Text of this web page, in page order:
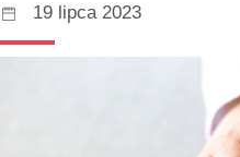
19 lipca 2023